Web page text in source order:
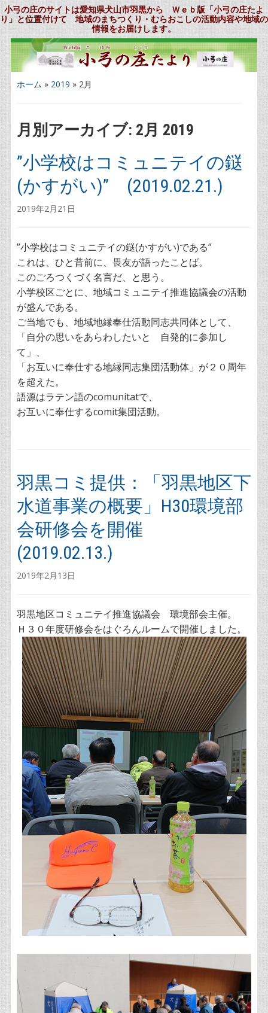
小弓の庄のサイトは愛知県犬山市羽黒から Ｗｅｂ版「小弓の庄たよ
り」と位置付けて 地域のまちつくり・むらおこしの活動内容や地域の
情報をお届けします。
ホーム » 2019 » 2月
月別アーカイブ: 2月 2019
”小学校はコミュニテイの鎹
(かすがい)” (2019.02.21.)
2019年2月21日
”小学校はコミュニテイの鎹(かすがい)である”
これは、ひと昔前に、畏友が語ったことば。
このごろつくづく名言だ、と思う。
小学校区ごとに、地域コミュニテイ推進協議会の活動
が盛んである。
ご当地でも、地域地縁奉仕活動同志共同体として、
「自分の思いをあらわしたいと 自発的に参加し
て」、
「お互いに奉仕する地縁同志集団活動体」が２０周年
を超えた。
語源はラテン語のcomunitatで、
お互いに奉仕するcomit集団活動。
羽黒コミ提供：「羽黒地区下
水道事業の概要」H30環境部
会研修会を開催
(2019.02.13.)
2019年2月13日
羽黒地区コミュニテイ推進協議会 環境部会主催。
Ｈ３０年度研修会をはぐろんルームで開催しました。